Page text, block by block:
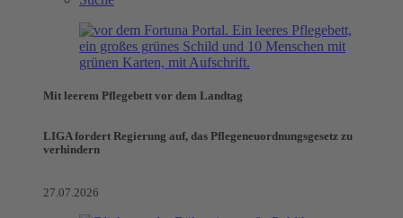
Mit leerem Pflegebett vor dem Landtag
LIGA fordert Regierung auf, das Pflegeneuordnungsgesetz zu
verhindern
27.07.2026